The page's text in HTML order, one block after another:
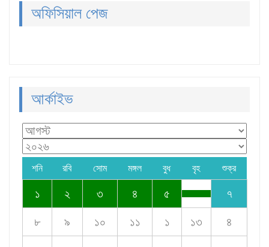
অফিসিয়াল পেজ
আর্কাইভ
শনি রবি সোম মঙ্গল বুধ বৃহ শুক্র
১ ২ ৩ ৪ ৫ ৭
৮ ৯ ১০ ১১ ১ ১৩ ৪